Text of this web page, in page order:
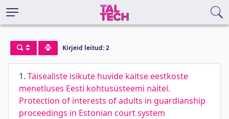
Kirjeid leitud: 2
1. Täisealiste isikute huvide kaitse eestkoste
menetluses Eesti kohtusüsteemi näitel.
Protection of interests of adults in guardianship
proceedings in Estonian court system